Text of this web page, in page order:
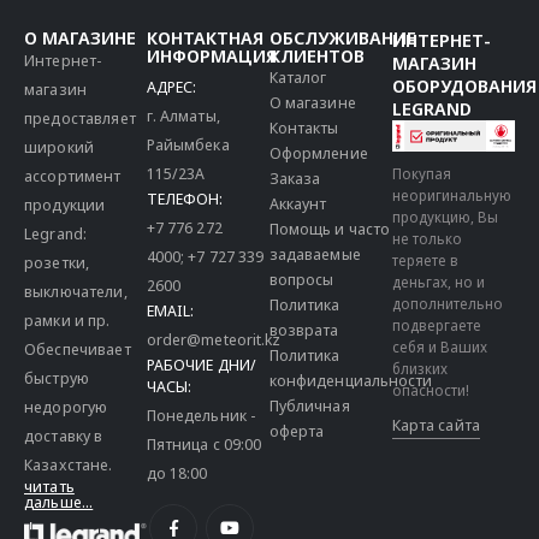
О МАГАЗИНЕ
Интернет-
магазин
предоставляет
широкий
ассортимент
продукции
Legrand:
розетки,
выключатели,
рамки и пр.
Обеспечивает
быструю
недорогую
доставку в
Казахстане.
читать
дальше...
КОНТАКТНАЯ
ИНФОРМАЦИЯ
АДРЕС:
г. Алматы,
Райымбека
115/23A
ТЕЛЕФОН:
+7 776 272
4000;+7 727 339
2600
EMAIL:
order@meteorit.kz
РАБОЧИЕ ДНИ/
ЧАСЫ:
Понедельник -
Пятница с 09:00
до 18:00
ОБСЛУЖИВАНИЕ
КЛИЕНТОВ
Каталог
О магазине
Контакты
Оформление
Заказа
Аккаунт
Помощь и часто
задаваемые
вопросы
Политика
возврата
Политика
конфиденциальности
Публичная
оферта
ИНТЕРНЕТ-
МАГАЗИН
ОБОРУДОВАНИЯ
LEGRAND
Покупая
неоригинальную
продукцию, Вы
не только
теряете в
деньгах, но и
дополнительно
подвергаете
себя и Ваших
близких
опасности!
Карта сайта